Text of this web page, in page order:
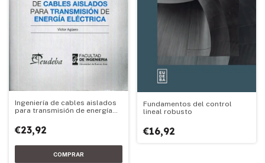
Ingeniería de cables aislados
para transmisión de energía
€23,92
Fundamentos del control
lineal robusto
€16,92